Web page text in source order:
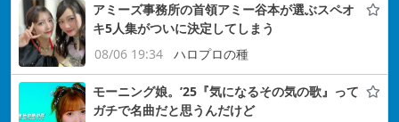
アミーズ事務所の首領アミー谷本が選ぶスペオ
キ5人集がついに決定してしまう
08/06 19:34
ハロプロの種
モーニング娘。’25『気になるその気の歌』って
ガチで名曲だと思うんだけど